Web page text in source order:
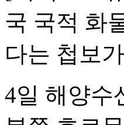
국 국적 화
다는 첩보
4일 해양수